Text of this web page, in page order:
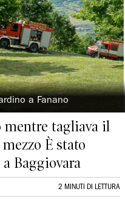
a Fanano
mentre tagliava il
È stato
Baggiovara
2 MINUTI DI LETTURA